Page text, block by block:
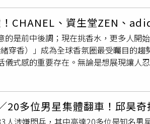
煉作業，但公司執行長萊恩（Pat
部分生產最快也要延後至2027年才能開
」
60%的電力來自天然氣，約40%則來
我們這一輩後繼有人，大家一定要多
Abdul Karim Nasr），以及敘利亞石油
萊特在簽署儀式前表示：「伊拉克仍有
自由、繁榮與充沛的能源。」據悉，
總統川普（Donald Trump）。根據美
條輸油管線由伊拉克北部的基爾庫克
線自2003年美國入侵伊拉克期間遭到
伊拉克，在美以伊戰爭期間，因荷姆茲
場，巴格達高度依賴位於波斯灣（
美國與以色列偷襲伊朗之前，伊拉克
萬桶。值得注意的是，多個波斯灣國
CHANEL、資生堂ZEN、
的是前中後調；現在挑香水，更多人開
穿香）」成為全球香氛圈最受矚目的
儀式感的重要存在。無論是想展現讓人
，今年CHANEL、資生堂與adidas推出
動感」變成香氣有些香水是一聞就舒
自由、自信且優雅的品牌精神，全新極
20多位男星集體翻車！邱昊